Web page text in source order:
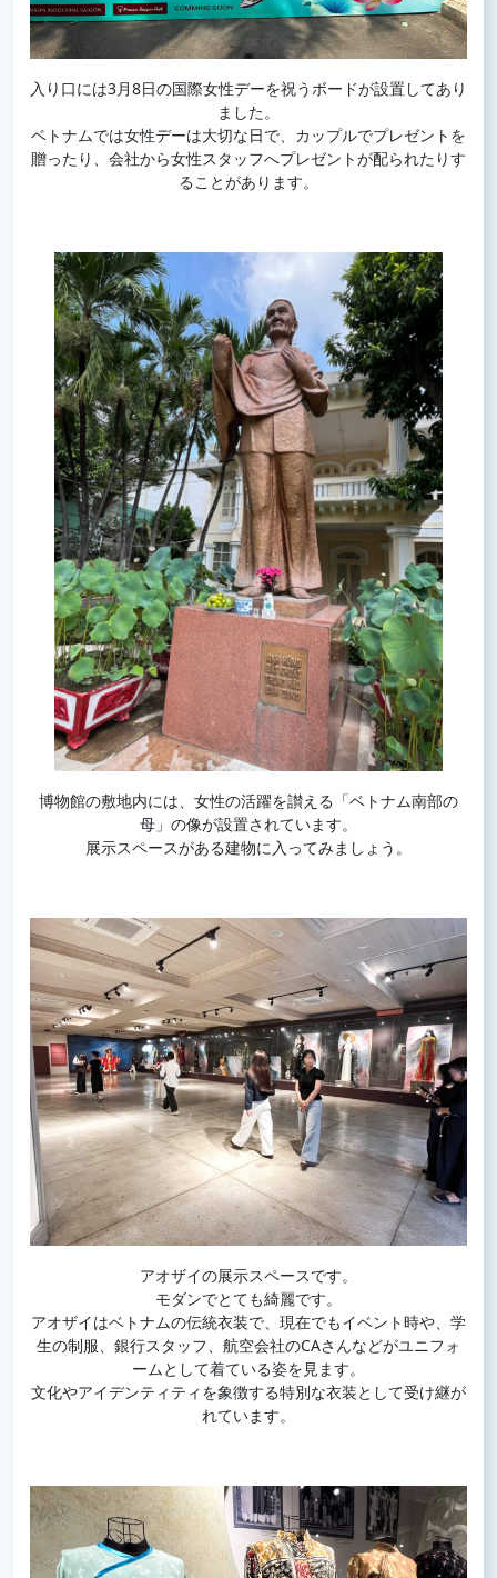
入り口には3月8日の国際女性デーを祝うボードが設置してあり
ました。
ベトナムでは女性デーは大切な日で、カップルでプレゼントを
贈ったり、会社から女性スタッフへプレゼントが配られたりす
ることがあります。
博物館の敷地内には、女性の活躍を讃える「ベトナム南部の
母」の像が設置されています。
展示スペースがある建物に入ってみましょう。
アオザイの展示スペースです。
モダンでとても綺麗です。
アオザイはベトナムの伝統衣装で、現在でもイベント時や、学
生の制服、銀行スタッフ、航空会社のCAさんなどがユニフォ
ームとして着ている姿を見ます。
文化やアイデンティティを象徴する特別な衣装として受け継が
れています。